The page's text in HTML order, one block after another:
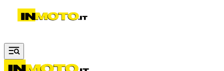
Vai al contenuto principale